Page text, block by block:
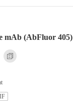
mAb (AbFluor 405)
IF